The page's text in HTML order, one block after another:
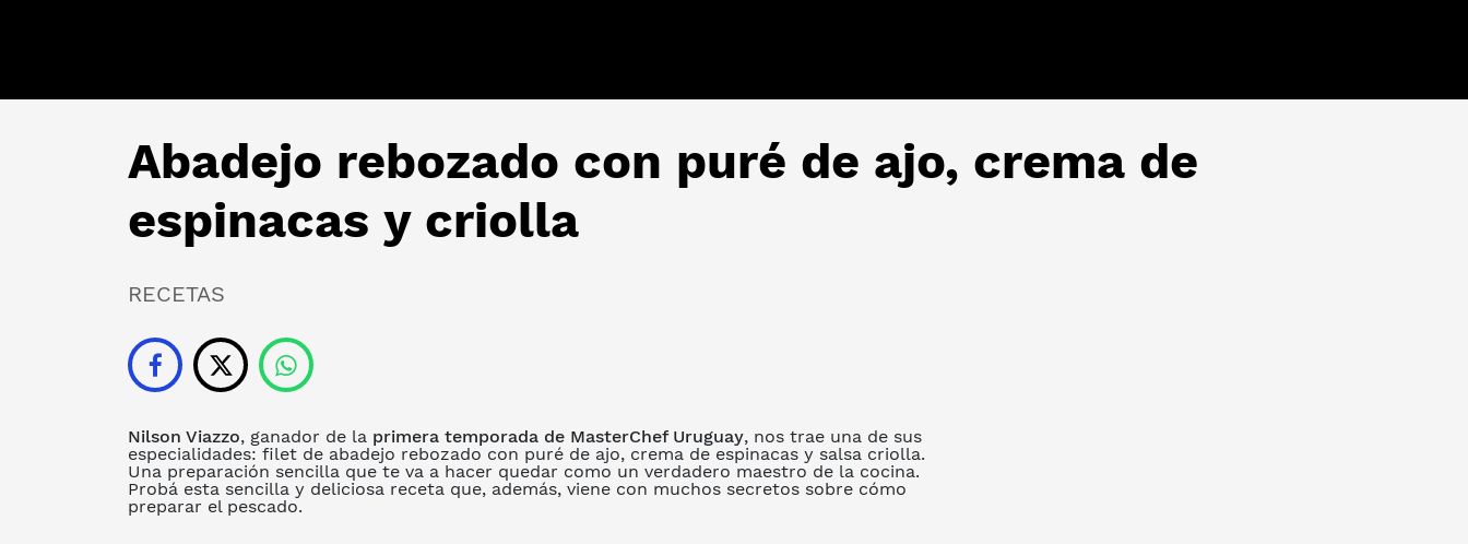
Abadejo rebozado con puré de ajo, crema de
espinacas y criolla
RECETAS
Nilson Viazzo, ganador de la primera temporada de MasterChef Uruguay, nos trae una de sus
especialidades: filet de abadejo rebozado con puré de ajo, crema de espinacas y salsa criolla.
Una preparación sencilla que te va a hacer quedar como un verdadero maestro de la cocina.
Probá esta sencilla y deliciosa receta que, además, viene con muchos secretos sobre cómo
preparar el pescado.